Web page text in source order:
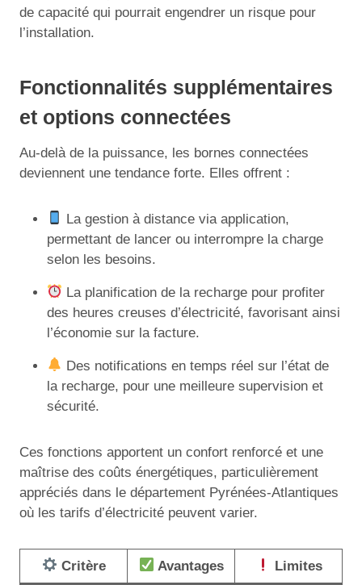
de capacité qui pourrait engendrer un risque pour
l’installation.
Fonctionnalités supplémentaires
et options connectées
Au-delà de la puissance, les bornes connectées
deviennent une tendance forte. Elles offrent :
La gestion à distance via application,
permettant de lancer ou interrompre la charge
selon les besoins.
La planification de la recharge pour profiter
des heures creuses d’électricité, favorisant ainsi
l’économie sur la facture.
Des notifications en temps réel sur l’état de
la recharge, pour une meilleure supervision et
sécurité.
Ces fonctions apportent un confort renforcé et une
maîtrise des coûts énergétiques, particulièrement
appréciés dans le département Pyrénées-Atlantiques
où les tarifs d’électricité peuvent varier.
Critère Avantages Limites